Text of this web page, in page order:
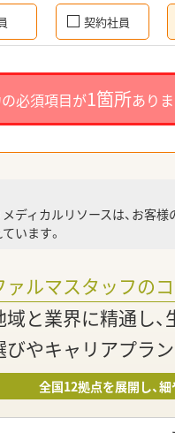
契約社員
必須項目が1箇所あり
メディカルリソースは、お客
います。
ァルマスタッフの
域と業界に精通し
びやキャリアプラ
全国12拠点を展開し、